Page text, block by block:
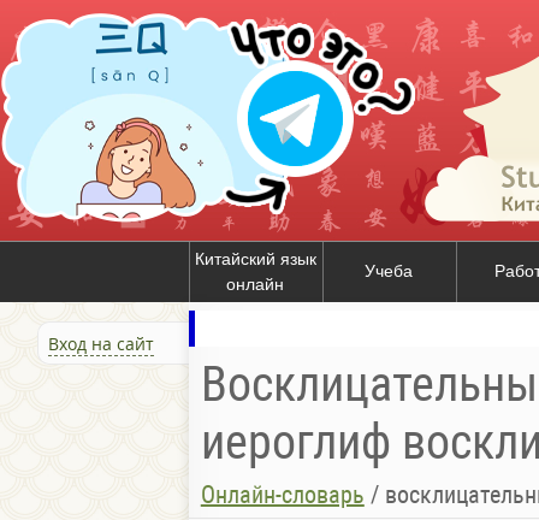
Китайский язык
онлайн
Учеба
Вход на сайт
иероглиф
Онлайн-словарь /